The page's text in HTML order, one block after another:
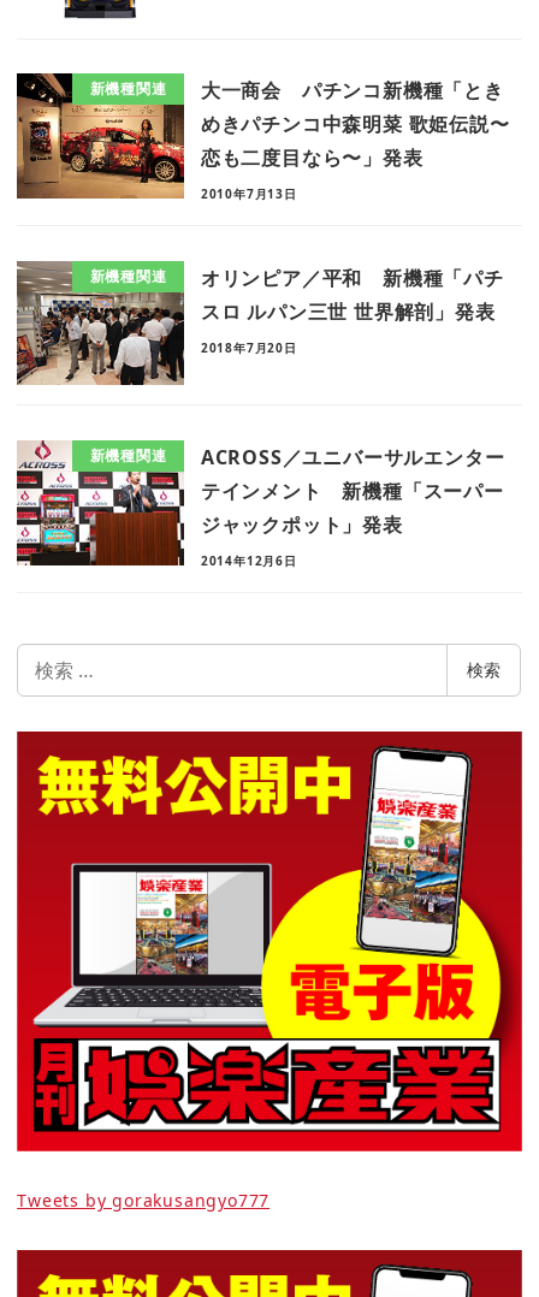
新機種関連
大一商会 パチンコ新機種「とき
めきパチンコ中森明菜 歌姫伝説〜
恋も二度目なら〜」発表
2010年7月13日
新機種関連
オリンピア／平和 新機種「パチ
スロ ルパン三世 世界解剖」発表
2018年7月20日
新機種関連
ACROSS／ユニバーサルエンター
テインメント 新機種「スーパー
ジャックポット」発表
2014年12月6日
索
検索
Tweets by gorakusangyo777